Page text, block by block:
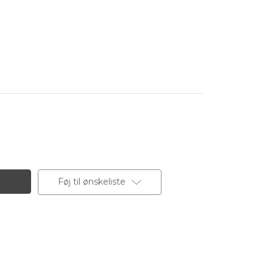
Føj til ønskeliste